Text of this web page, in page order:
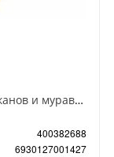
Argus Клеевая ловушка-домик от тараканов и муравьев
400382688
6930127001427